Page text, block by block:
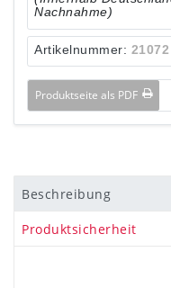
Nachnahme)
Artikelnummer: 21072
Produktseite als PDF
Beschreibung
Produktsicherheit